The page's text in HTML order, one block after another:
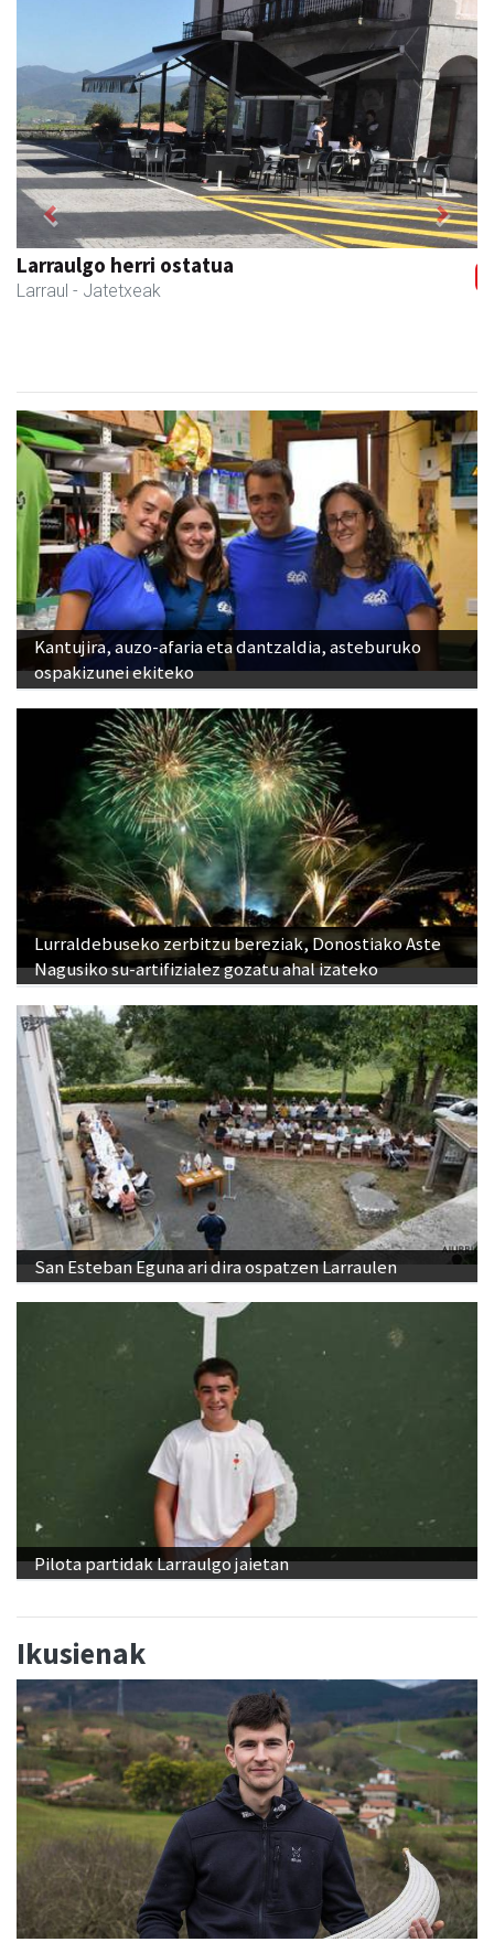
Larraulgo herri ostatua
Larraul - Jatetxeak
Previous Next
Kantujira, auzo-afaria eta dantzaldia, asteburuko
ospakizunei ekiteko
Lurraldebuseko zerbitzu bereziak, Donostiako Aste
Nagusiko su-artifizialez gozatu ahal izateko
San Esteban Eguna ari dira ospatzen Larraulen
Pilota partidak Larraulgo jaietan
Ikusienak